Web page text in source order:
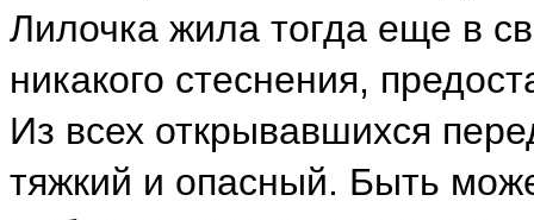
Лилочка жила тогда еще в
никакого стеснения,
Из всех открывавшихся
тяжкий и опасный. Быть